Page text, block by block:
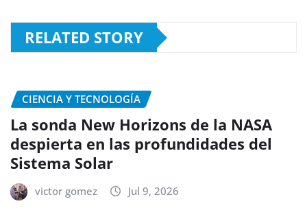
RELATED STORY
CIENCIA Y TECNOLOGÍA
La sonda New Horizons de la NASA
despierta en las profundidades del
Sistema Solar
victor gomez Jul 9, 2026